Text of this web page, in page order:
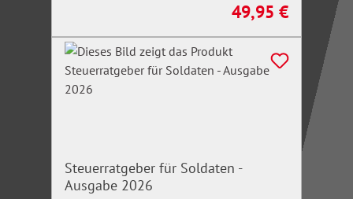
Regulärer Preis:
49,95 €
Steuerratgeber für Soldaten -
Ausgabe 2026